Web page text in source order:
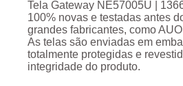
Tela Gateway NE57005U |
100% novas e testadas antes
grandes fabricantes, como
As telas são enviadas em
totalmente protegidas e
integridade do produto.